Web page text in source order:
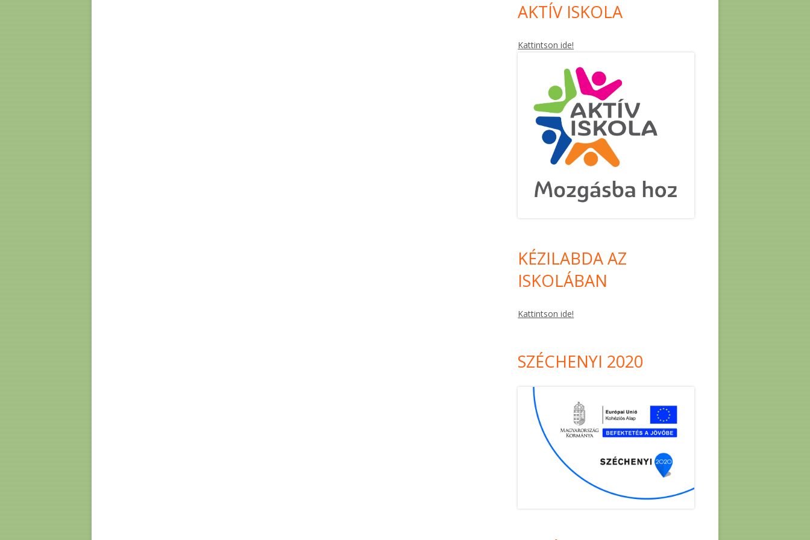
AKTÍV ISKOLA
Kattintson ide!
KÉZILABDA AZ
ISKOLÁBAN
Kattintson ide!
SZÉCHENYI 2020